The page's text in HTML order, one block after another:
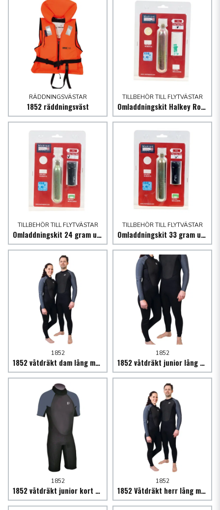
RÄDDNINGSVÄSTAR
1852 räddningsväst
TILLBEHÖR TILL FLYTVÄSTAR
Omladdningskit Halkey Roberts inkl. tablet
TILLBEHÖR TILL FLYTVÄSTAR
Omladdningskit 24 gram united moulders (barn)
TILLBEHÖR TILL FLYTVÄSTAR
Omladdningskit 33 gram united moulders
1852
1852 våtdräkt dam lång modell 3/2mm svart/grå
1852
1852 våtdräkt junior lång modell 3/2mm svart/grå stl.
1852
1852 våtdräkt junior kort modell 3/2mm svart/grå stl.
1852
1852 Våtdräkt herr lång modell 3/2 mm svart/grå